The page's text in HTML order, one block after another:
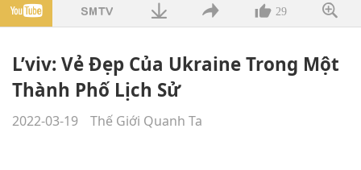
29
L’viv: Vẻ Đẹp Của Ukraine Trong Một
Thành Phố Lịch Sử
2022-03-19 Thế Giới Quanh Ta